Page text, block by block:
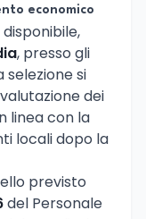
economico
, presso gli
selezione si
dei
linea con la
locali dopo la
previsto
del Personale